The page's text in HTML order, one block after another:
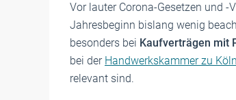
Vor lauter Corona-Gesetzen und
Jahresbeginn bislang wenig
besonders bei Kaufverträgen mit
bei der Handwerkskammer zu Köln
relevant sind.